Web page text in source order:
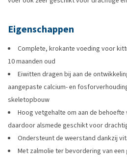
Eigenschappen
Complete, krokante voeding voor
10 maanden oud
Eiwitten dragen bij aan de
aangepaste calcium- en
skeletopbouw
Hoog vetgehalte om aan de
daardoor alsmede geschikt voor
Ondersteunt de weerstand dankzij
Met zalmolie ter bevordering van